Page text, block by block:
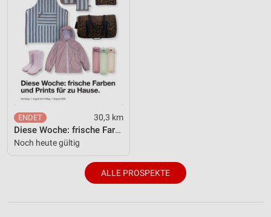
30,3 km
Diese Woche: frische Farben und Prints für zu Hause.
Noch heute gültig
ALLE PROSPEKTE